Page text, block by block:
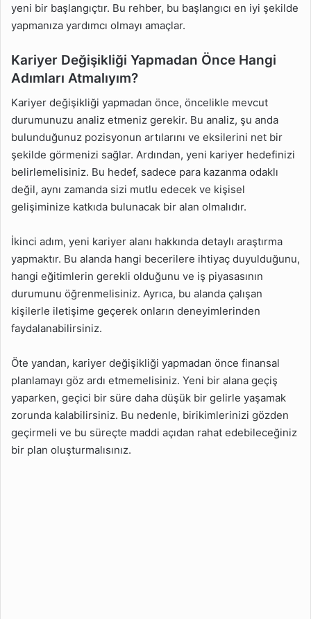
yeni bir başlangıçtır. Bu rehber, bu başlangıcı en iyi şekilde
yapmanıza yardımcı olmayı amaçlar.
Kariyer Değişikliği Yapmadan Önce Hangi
Adımları Atmalıyım?
Kariyer değişikliği yapmadan önce, öncelikle mevcut
durumunuzu analiz etmeniz gerekir. Bu analiz, şu anda
bulunduğunuz pozisyonun artılarını ve eksilerini net bir
şekilde görmenizi sağlar. Ardından, yeni kariyer hedefinizi
belirlemelisiniz. Bu hedef, sadece para kazanma odaklı
değil, aynı zamanda sizi mutlu edecek ve kişisel
gelişiminize katkıda bulunacak bir alan olmalıdır.
İkinci adım, yeni kariyer alanı hakkında detaylı araştırma
yapmaktır. Bu alanda hangi becerilere ihtiyaç duyulduğunu,
hangi eğitimlerin gerekli olduğunu ve iş piyasasının
durumunu öğrenmelisiniz. Ayrıca, bu alanda çalışan
kişilerle iletişime geçerek onların deneyimlerinden
faydalanabilirsiniz.
Öte yandan, kariyer değişikliği yapmadan önce finansal
planlamayı göz ardı etmemelisiniz. Yeni bir alana geçiş
yaparken, geçici bir süre daha düşük bir gelirle yaşamak
zorunda kalabilirsiniz. Bu nedenle, birikimlerinizi gözden
geçirmeli ve bu süreçte maddi açıdan rahat edebileceğiniz
bir plan oluşturmalısınız.